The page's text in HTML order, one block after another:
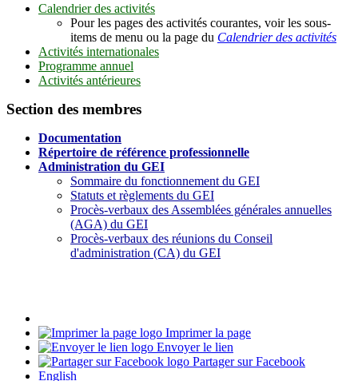
Calendrier des activités
Pour les pages des activités courantes, voir les sous-
items de menu ou la page du Calendrier des activités
Activités internationales
Programme annuel
Activités antérieures
Section des membres
Documentation
Répertoire de référence professionnelle
Administration du GEI
Sommaire du fonctionnement du GEI
Statuts et règlements du GEI
Procès-verbaux des Assemblées générales annuelles
(AGA) du GEI
Procès-verbaux des réunions du Conseil
d'administration (CA) du GEI
Imprimer la page
Envoyer le lien
Partager sur Facebook
English